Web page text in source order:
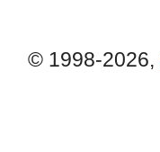
© 1998-2026,